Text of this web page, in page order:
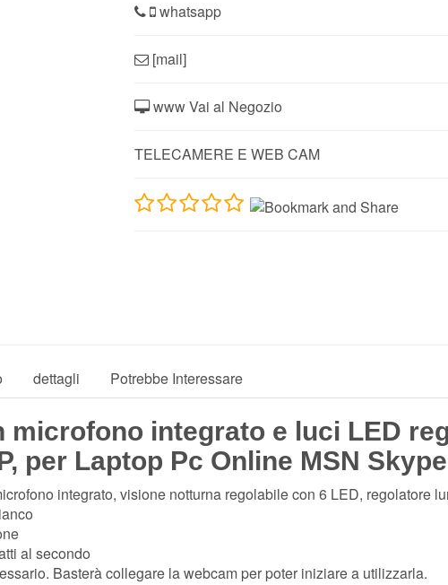
whatsapp
[mail]
www Vai al Negozio
TELECAMERE E WEB CAM
dettagli Potrebbe Interessare
microfono integrato e luci LED
per Laptop Pc Online MSN Skype
integrato, visione notturna regolabile con 6 LED, regolatore
al secondo
Basterà collegare la webcam per poter iniziare a utilizzarla.